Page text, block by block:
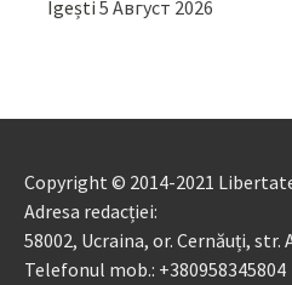
Igești 5 Август 2026
Copyright © 2014-2021
Adresa redacției:
58002, Ucraina, or. Cernăuți, str.
Telefonul mob.: +380958345804